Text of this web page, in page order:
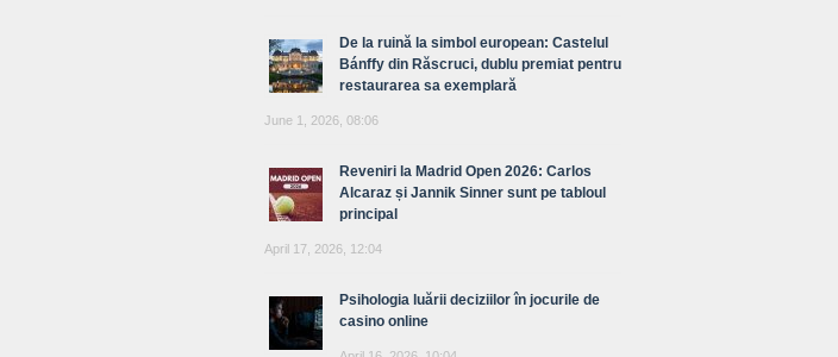
De la ruină la simbol european: Castelul
Bánffy din Răscruci, dublu premiat pentru
restaurarea sa exemplară
June 1, 2026, 08:06
Reveniri la Madrid Open 2026: Carlos
Alcaraz și Jannik Sinner sunt pe tabloul
principal
April 17, 2026, 12:04
Psihologia luării deciziilor în jocurile de
casino online